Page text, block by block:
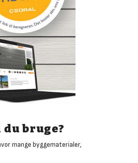
bruge?
mange byggematerialer,